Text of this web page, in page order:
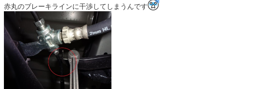
赤丸のブレーキラインに干渉してしまうんです